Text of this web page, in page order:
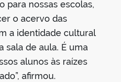
para nossas escolas,
o acervo das
a identidade cultural
sala de aula. É uma
alunos às raízes
afirmou.